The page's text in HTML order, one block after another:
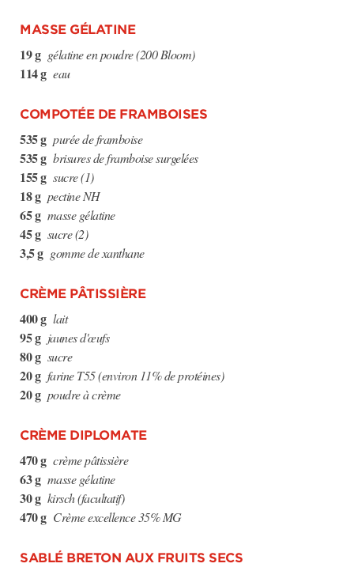
MASSE GÉLATINE
19 g gélatine en poudre (200 Bloom)
114 g eau
COMPOTÉE DE FRAMBOISES
535 g purée de framboise
535 g brisures de framboise surgelées
155 g sucre (1)
18 g pectine NH
65 g masse gélatine
45 g sucre (2)
3,5 g gomme de xanthane
CRÈME PÂTISSIÈRE
400 g lait
95 g jaunes d'œufs
80 g sucre
20 g farine T55 (environ 11% de protéines)
20 g poudre à crème
CRÈME DIPLOMATE
470 g crème pâtissière
63 g masse gélatine
30 g kirsch (facultatif)
470 g Crème excellence 35% MG
SABLÉ BRETON AUX FRUITS SECS